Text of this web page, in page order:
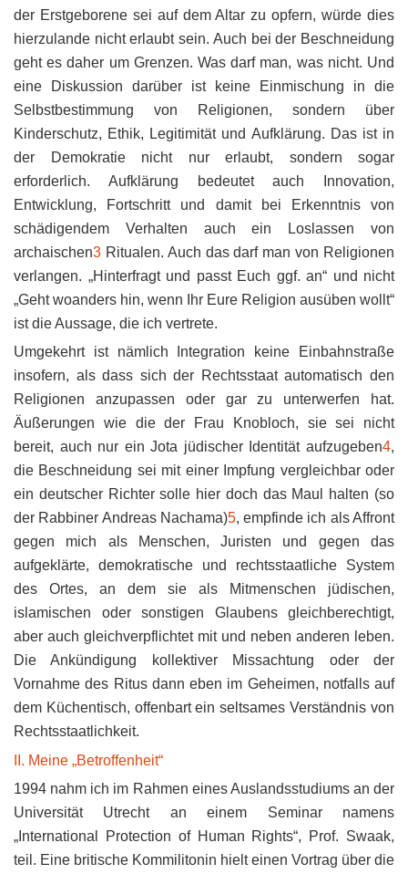
der Erstgeborene sei auf dem Altar zu opfern, würde dies
hierzulande nicht erlaubt sein. Auch bei der Beschneidung
geht es daher um Grenzen. Was darf man, was nicht. Und
eine Diskussion darüber ist keine Einmischung in die
Selbstbestimmung von Religionen, sondern über
Kinderschutz, Ethik, Legitimität und Aufklärung. Das ist in
der Demokratie nicht nur erlaubt, sondern sogar
erforderlich. Aufklärung bedeutet auch Innovation,
Entwicklung, Fortschritt und damit bei Erkenntnis von
schädigendem Verhalten auch ein Loslassen von
archaischen3 Ritualen. Auch das darf man von Religionen
verlangen. „Hinterfragt und passt Euch ggf. an“ und nicht
„Geht woanders hin, wenn Ihr Eure Religion ausüben wollt“
ist die Aussage, die ich vertrete.
Umgekehrt ist nämlich Integration keine Einbahnstraße
insofern, als dass sich der Rechtsstaat automatisch den
Religionen anzupassen oder gar zu unterwerfen hat.
Äußerungen wie die der Frau Knobloch, sie sei nicht
bereit, auch nur ein Jota jüdischer Identität aufzugeben4,
die Beschneidung sei mit einer Impfung vergleichbar oder
ein deutscher Richter solle hier doch das Maul halten (so
der Rabbiner Andreas Nachama)5, empfinde ich als Affront
gegen mich als Menschen, Juristen und gegen das
aufgeklärte, demokratische und rechtsstaatliche System
des Ortes, an dem sie als Mitmenschen jüdischen,
islamischen oder sonstigen Glaubens gleichberechtigt,
aber auch gleichverpflichtet mit und neben anderen leben.
Die Ankündigung kollektiver Missachtung oder der
Vornahme des Ritus dann eben im Geheimen, notfalls auf
dem Küchentisch, offenbart ein seltsames Verständnis von
Rechtsstaatlichkeit.
II. Meine „Betroffenheit“
1994 nahm ich im Rahmen eines Auslandsstudiums an der
Universität Utrecht an einem Seminar namens
„International Protection of Human Rights“, Prof. Swaak,
teil. Eine britische Kommilitonin hielt einen Vortrag über die